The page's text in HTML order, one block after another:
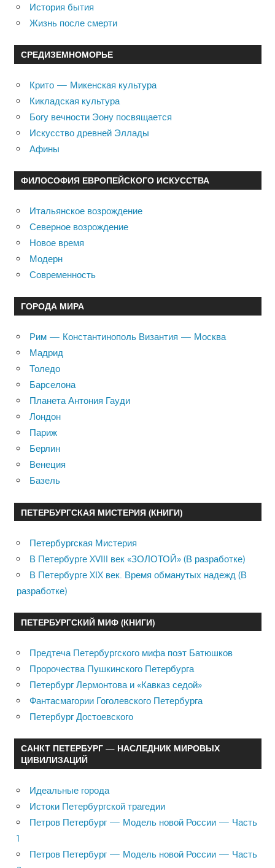
История бытия
Жизнь после смерти
СРЕДИЗЕМНОМОРЬЕ
Крито — Микенская культура
Кикладская культура
Богу вечности Эону посвящается
Искусство древней Эллады
Афины
ФИЛОСОФИЯ ЕВРОПЕЙСКОГО ИСКУССТВА
Итальянское возрождение
Северное возрождение
Новое время
Модерн
Современность
ГОРОДА МИРА
Рим — Константинополь Византия — Москва
Мадрид
Толедо
Барселона
Планета Антония Гауди
Лондон
Париж
Берлин
Венеция
Базель
ПЕТЕРБУРГСКАЯ МИСТЕРИЯ (КНИГИ)
Петербургская Мистерия
В Петербурге XVIII век «ЗОЛОТОЙ» (В разработке)
В Петербурге XIX век. Время обманутых надежд (В
разработке)
ПЕТЕРБУРГСКИЙ МИФ (КНИГИ)
Предтеча Петербургского мифа поэт Батюшков
Пророчества Пушкинского Петербурга
Петербург Лермонтова и «Кавказ седой»
Фантасмагории Гоголевского Петербурга
Петербург Достоевского
САНКТ ПЕТЕРБУРГ — НАСЛЕДНИК МИРОВЫХ
ЦИВИЛИЗАЦИЙ
Идеальные города
Истоки Петербургской трагедии
Петров Петербург — Модель новой России — Часть
1
Петров Петербург — Модель новой России — Часть